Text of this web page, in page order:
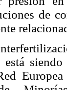
de
está
Europea